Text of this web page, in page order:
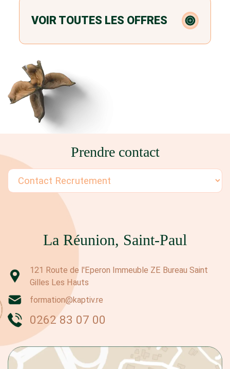
VOIR TOUTES LES OFFRES
Prendre contact
La Réunion, Saint-Paul
121 Route de l'Eperon Immeuble ZE Bureau Saint
Gilles Les Hauts
formation@kaptiv.re
0262 83 07 00